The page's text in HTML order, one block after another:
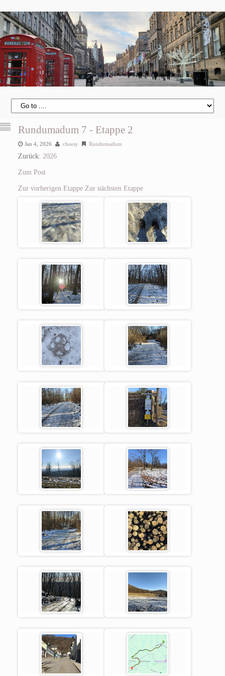
Rundumadum 7 - Etappe 2
Jan 4, 2026 cheesy Rundumadum
Zurück: 2026
Zum Post
Zur vorherigen Etappe Zur nächsten Etappe